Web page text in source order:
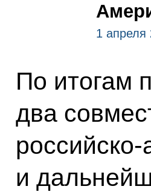
1 апреля
По итогам
два
и